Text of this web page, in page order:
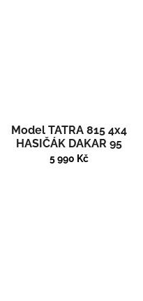
Model TATRA 815 4x4
HASIČÁK DAKAR 95
5 990 Kč